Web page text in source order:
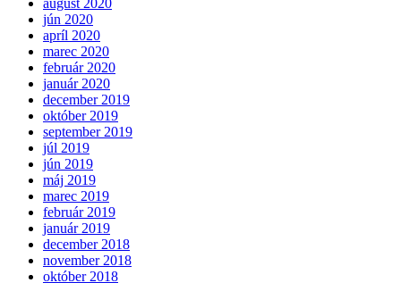
august 2020
jún 2020
apríl 2020
marec 2020
február 2020
január 2020
december 2019
október 2019
september 2019
júl 2019
jún 2019
máj 2019
marec 2019
február 2019
január 2019
december 2018
november 2018
október 2018